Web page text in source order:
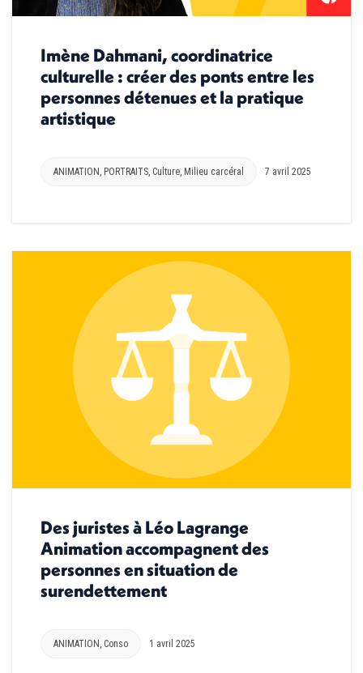
Imène Dahmani, coordinatrice
culturelle : créer des ponts entre les
personnes détenues et la pratique
artistique
ANIMATION , PORTRAITS, Culture, Milieu carcéral 7 avril 2025
Des juristes à Léo Lagrange
Animation accompagnent des
personnes en situation de
surendettement
ANIMATION , Conso 1 avril 2025